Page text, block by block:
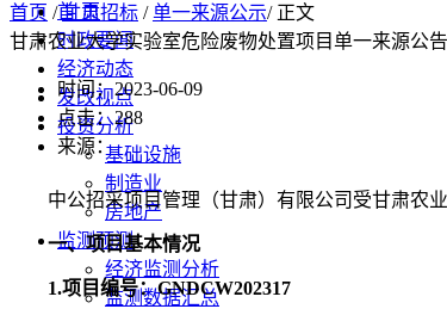
首 页
时政要闻
经济动态
发改视点
投资分析
基础设施
制造业
房地产
监测预测
经济监测分析
监测数据汇总
首页 /甘肃招标 /单一来源公示/ 正文
甘肃农业大学实验室危险废物处置项目单一来源公告
时间：2023-06-09
点击：288
来源：
中公招采项目管理（甘肃）有限公司受甘肃农
一、项目基本情况
1.项目编号：GNDCW202317